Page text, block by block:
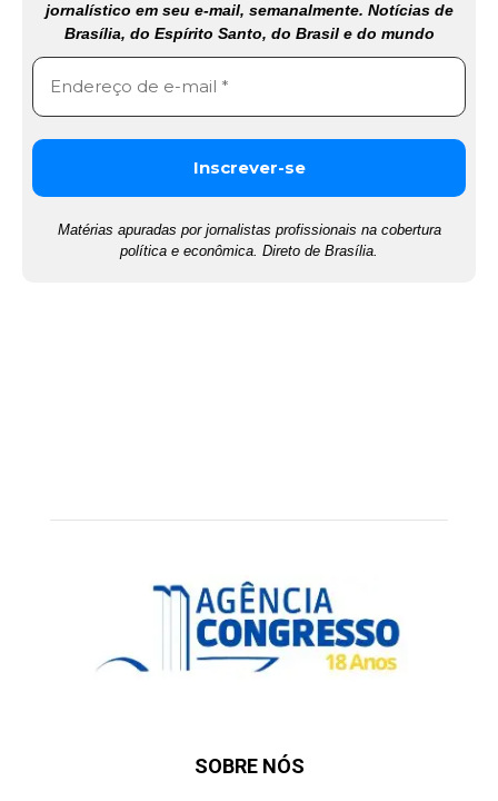
jornalístico em seu e-mail, semanalmente. Notícias de
Brasília, do Espírito Santo, do Brasil e do mundo
Matérias apuradas por jornalistas profissionais na cobertura
política e econômica. Direto de Brasília.
SOBRE NÓS